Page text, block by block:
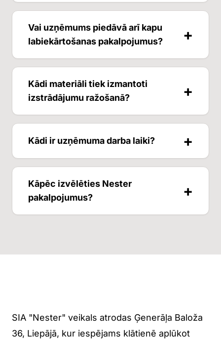
Nester atrodas Liepājā, Ģenrāļa Baloža ielā
36 un ar uzņēmumu iespējams sazināties pa
tālruni +37120466402 vai e-pastu
Vai uzņēmums piedāvā arī kapu
labiekārtošanas pakalpojumus?
+
Jā, uzņēmums nodrošina kapu pieminekļu
izgatavošanu, restaurāciju, apmaļu
uzstādīšanu un citus kapu labiekārtošanas
Kādi materiāli tiek izmantoti
izstrādājumu ražošanā?
+
dabīgā akmens veidi, kas izceļas ar augstu
Kādi ir uzņēmuma darba laiki? +
Parasti uzņēmums strādā darba dienās un
sestdienās, savukārt svētdienās ir slēgts.
Precīzākā informācija par darba laikiem
Kāpēc izvēlēties Nester
pakalpojumus?
+
SIA "Nester" veikals atrodas Ģenerāļa Baloža
36, Liepājā, kur iespējams klātienē aplūkot